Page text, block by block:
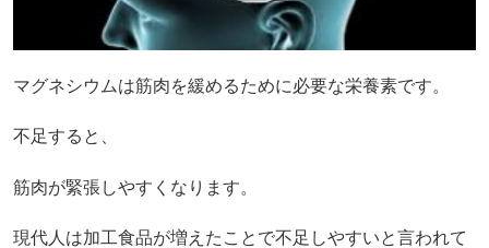
マグネシウムは筋肉を緩めるために必要な栄養素です。
不足すると、
筋肉が緊張しやすくなります。
現代人は加工食品が増えたことで不足しやすいと言われて